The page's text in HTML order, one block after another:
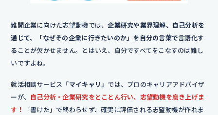
難関企業に向けた志望動機では、企業研究や業界理解、自己分析を
通じて、「なぜその企業に行きたいのか」を自分の言葉で言語化す
る ことが欠かせません。とはいえ、自分ですべてをこなすのは難し
いですよね。
就活相談サービス 「マイキャリ」 では、プロのキャリアアドバイザ
ーが、
自己分析・企業研究をとことん行い、志望動機を磨き上げま
す！
「書けた」で終わらせず、確実に評価される志望動機が作れま